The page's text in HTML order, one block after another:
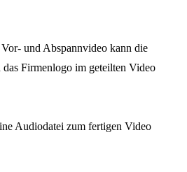
und Abspannvideo kann die
Firmenlogo im geteilten Video
Audiodatei zum fertigen Video